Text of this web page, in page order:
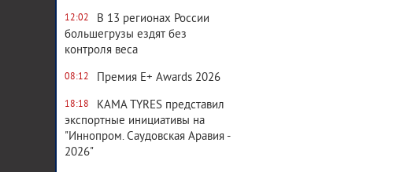
12:02
В 13 регионах России
большегрузы ездят без
контроля веса
08:12 Премия E+ Awards 2026
18:18
KAMA TYRES представил
экспортные инициативы на
"Иннопром. Саудовская Аравия -
2026"